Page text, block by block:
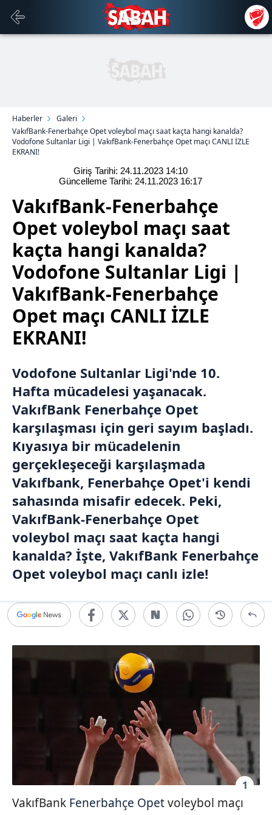
Haberler
Galeri
VakıfBank-Fenerbahçe Opet voleybol maçı saat kaçta hangi kanalda?
Vodofone Sultanlar Ligi | VakıfBank-Fenerbahçe Opet maçı CANLI İZLE
EKRANI!
Giriş Tarihi: 24.11.2023 14:10
Güncelleme Tarihi: 24.11.2023 16:17
VakıfBank-Fenerbahçe
Opet voleybol maçı saat
kaçta hangi kanalda?
Vodofone Sultanlar Ligi |
VakıfBank-Fenerbahçe
Opet maçı CANLI İZLE
EKRANI!
Vodofone Sultanlar Ligi'nde 10.
Hafta mücadelesi yaşanacak.
VakıfBank Fenerbahçe Opet
karşılaşması için geri sayım başladı.
Kıyasıya bir mücadelenin
gerçekleşeceği karşılaşmada
Vakıfbank, Fenerbahçe Opet'i kendi
sahasında misafir edecek. Peki,
VakıfBank-Fenerbahçe Opet
voleybol maçı saat kaçta hangi
kanalda? İşte, VakıfBank Fenerbahçe
Opet voleybol maçı canlı izle!
1
VakıfBank Fenerbahçe Opetvoleybol maçı